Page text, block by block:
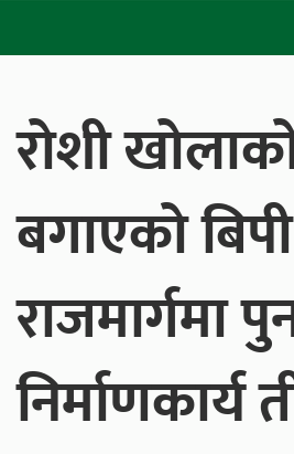
रोशी
बगाएको बिपी
राजमार्गमा
निर्माणकार्य